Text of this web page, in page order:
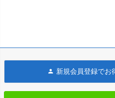
新規会員登録でお